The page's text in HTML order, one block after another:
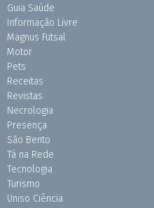
Guia Saúde
Informação Livre
Magnus Futsal
Motor
Pets
Receitas
Revistas
Necrologia
Presença
São Bento
Tá na Rede
Tecnologia
Turismo
Uniso Ciência